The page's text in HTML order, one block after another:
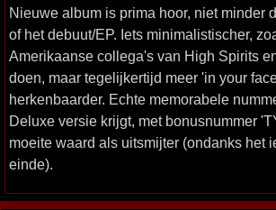
Nieuwe album is prima hoor, niet minder
of het debuut/EP. Iets minimalistischer,
Amerikaanse collega's van High Spirits
doen, maar tegelijkertijd meer 'in your
herkenbaarder. Echte memorabele
Deluxe versie krijgt, met bonusnummer
moeite waard als uitsmijter (ondanks het
einde).